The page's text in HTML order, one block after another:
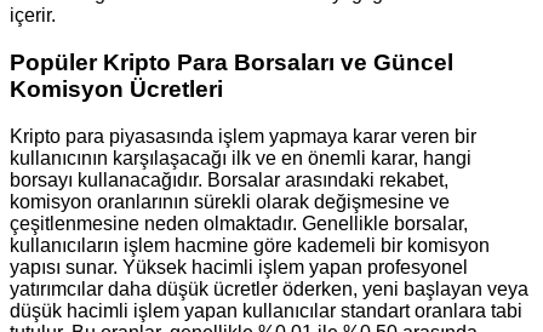
içerir.
Popüler Kripto Para Borsaları ve Güncel
Komisyon Ücretleri
Kripto para piyasasında işlem yapmaya karar veren bir
kullanıcının karşılaşacağı ilk ve en önemli karar, hangi
borsayı kullanacağıdır. Borsalar arasındaki rekabet,
komisyon oranlarının sürekli olarak değişmesine ve
çeşitlenmesine neden olmaktadır. Genellikle borsalar,
kullanıcıların işlem hacmine göre kademeli bir komisyon
yapısı sunar. Yüksek hacimli işlem yapan profesyonel
yatırımcılar daha düşük ücretler öderken, yeni başlayan veya
düşük hacimli işlem yapan kullanıcılar standart oranlara tabi